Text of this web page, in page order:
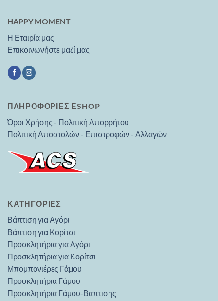
HAPPY MOMENT
Η Εταιρία μας
Επικοινωνήστε μαζί μας
ΠΛΗΡΟΦΟΡΙΕΣ ΕSHOP
Όροι Χρήσης - Πολιτική Απορρήτου
Πολιτική Αποστολών - Επιστροφών - Αλλαγών
ΚΑΤΗΓΟΡΊΕΣ
Βάπτιση για Αγόρι
Βάπτιση για Κορίτσι
Προσκλητήρια για Αγόρι
Προσκλητήρια για Κορίτσι
Μπομπονιέρες Γάμου
Προσκλητήρια Γάμου
Προσκλητήρια Γάμου-Βάπτισης